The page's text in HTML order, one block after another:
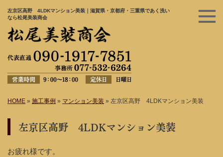
左京区高野 4LDKマンション美装｜滋賀県・京都府・三重県であく洗い
なら松尾美装商会
HOME » 施工事例 » マンション美装 » 左京区高野 4LDKマンション美装
左京区高野 4LDKマンション美装
お疲れ様です。